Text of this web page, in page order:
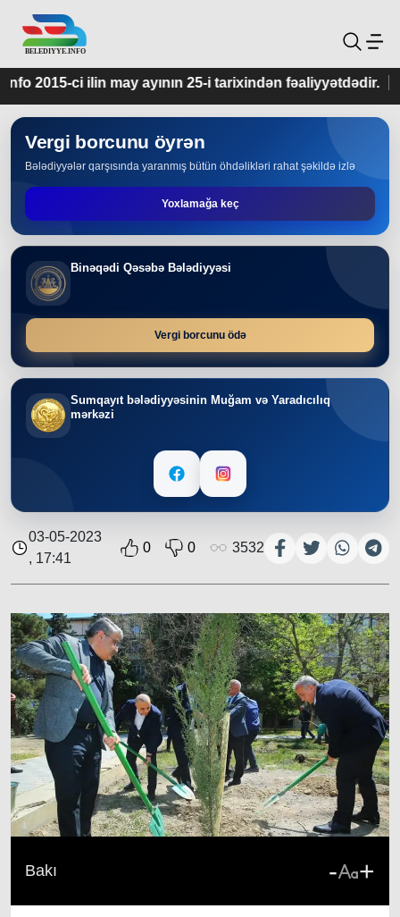
25-i tarixindən fəaliyyətdədir.
Vergi borcunu öyrən
Bələdiyyələr qarşısında yaranmış bütün öhdəlikləri rahat şəkildə izlə
Yoxlamağa keç
Binəqədi Qəsəbə Bələdiyyəsi
Vergi borcunu ödə
Sumqayıt bələdiyyəsinin Muğam və Yaradıcılıq
mərkəzi
03-05-2023
, 17:41
0 0 3532
Bakı - +